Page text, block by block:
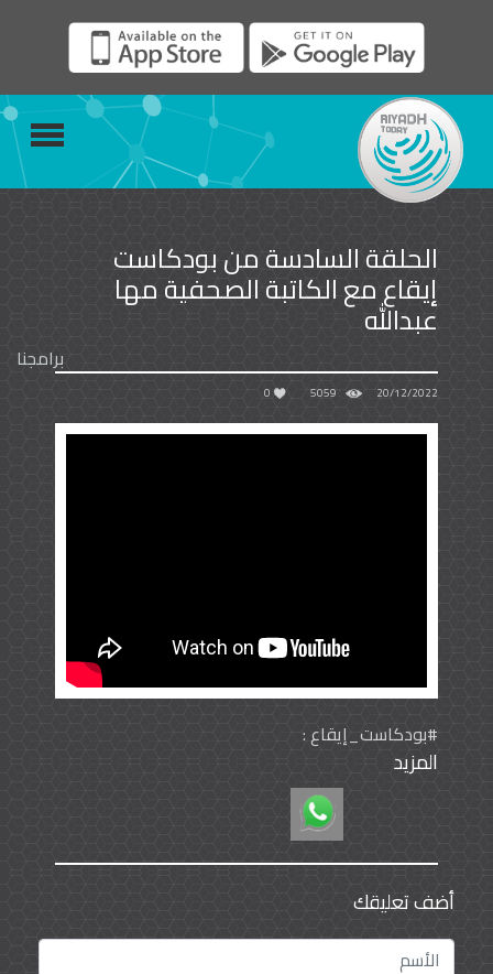
الحلقة السادسة من بودكاست
إيقاع مع الكاتبة الصحفية مها
عبدالله
برامجنا
20/12/2022
5059
0
#بودكاست_إيقاع :
برنامج بودكاست يحاور شخصيَّات متعدِّدة ومن جميع
المجالات تحت شعار إيقاع غير مستقر ،
المزيد
أضف تعليقك